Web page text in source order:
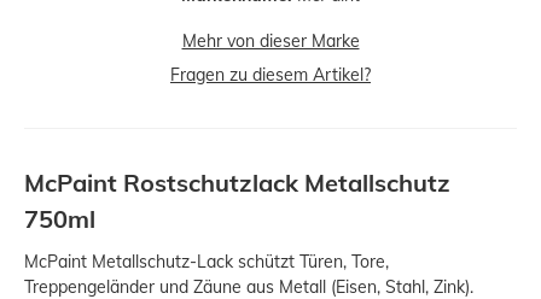
Mehr von dieser Marke
Fragen zu diesem Artikel?
McPaint Rostschutzlack Metallschutz
750ml
McPaint Metallschutz-Lack schützt Türen, Tore,
Treppengeländer und Zäune aus Metall (Eisen, Stahl, Zink).